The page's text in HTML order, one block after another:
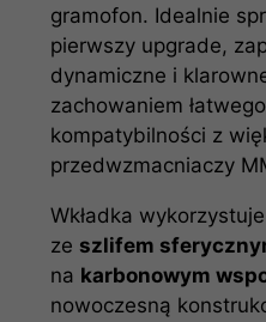
gramofon. Idealnie
pierwszy upgrade,
dynamiczne i
zachowaniem
kompatybilności z
przedwzmacniaczy
Wkładka
ze szlifem
na karbonowym
nowoczesną